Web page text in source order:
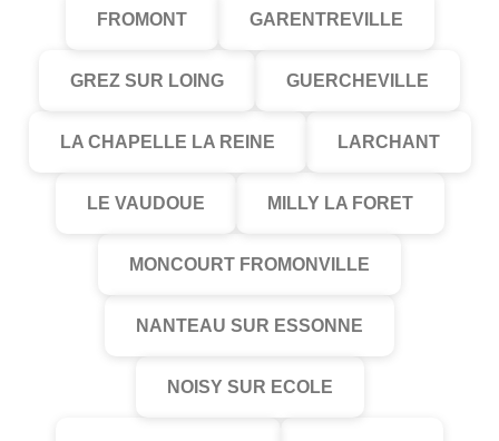
FROMONT GARENTREVILLE
GREZ SUR LOING GUERCHEVILLE
LA CHAPELLE LA REINE LARCHANT
LE VAUDOUE MILLY LA FORET
MONCOURT FROMONVILLE
NANTEAU SUR ESSONNE
NOISY SUR ECOLE